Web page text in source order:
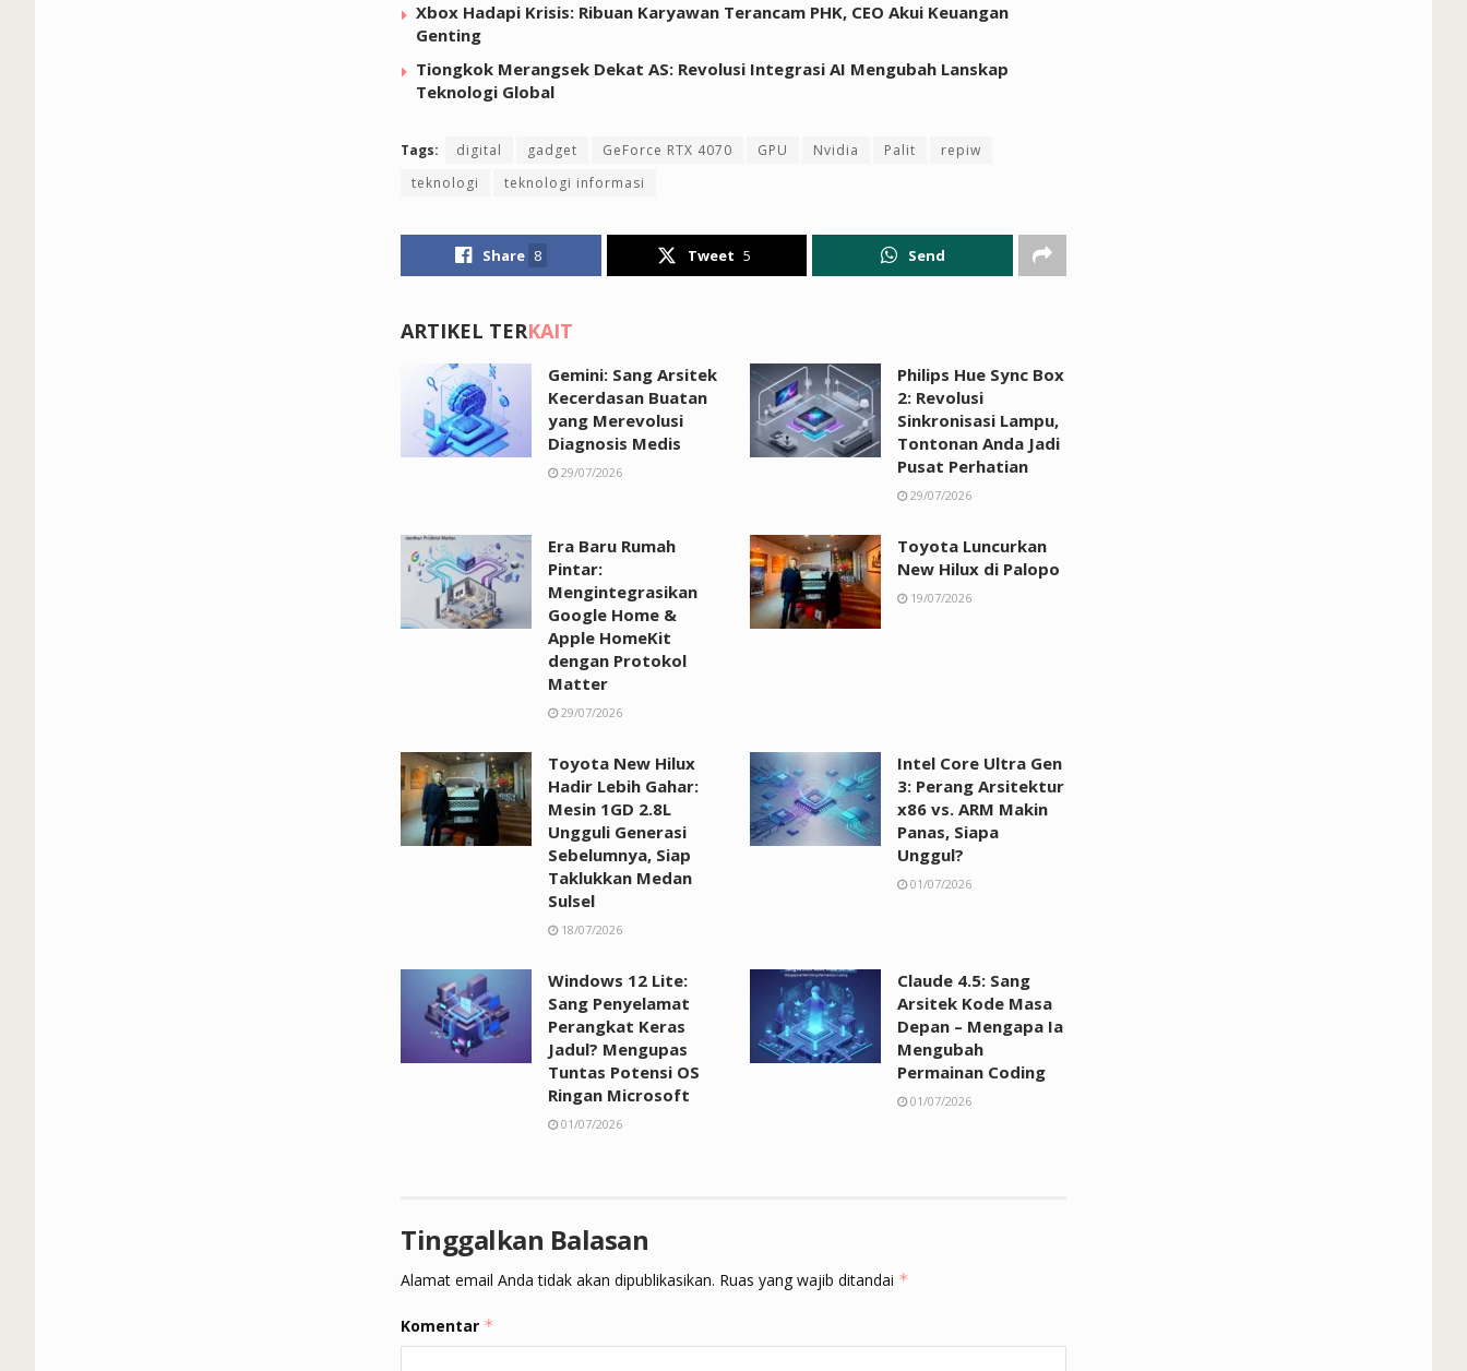
Xbox Hadapi Krisis: Ribuan Karyawan Terancam PHK, CEO Akui Keuangan
Genting
Tiongkok Merangsek Dekat AS: Revolusi Integrasi AI Mengubah Lanskap
Teknologi Global
Tags: digital gadget GeForce RTX 4070 GPU Nvidia Palit
repiw
teknologi
teknologi informasi
Share 8 Tweet 5 Send
ARTIKEL TERKAIT
Gemini: Sang Arsitek
Kecerdasan Buatan
yang Merevolusi
Diagnosis Medis
29/07/2026
Philips Hue Sync Box
2: Revolusi
Sinkronisasi Lampu,
Tontonan Anda Jadi
Pusat Perhatian
29/07/2026
Era Baru Rumah
Pintar:
Mengintegrasikan
Google Home &
Apple HomeKit
dengan Protokol
Matter
29/07/2026
Toyota Luncurkan
New Hilux di Palopo
19/07/2026
Toyota New Hilux
Hadir Lebih Gahar:
Mesin 1GD 2.8L
Ungguli Generasi
Sebelumnya, Siap
Taklukkan Medan
Sulsel
18/07/2026
Intel Core Ultra Gen
3: Perang Arsitektur
x86 vs. ARM Makin
Panas, Siapa
Unggul?
01/07/2026
Windows 12 Lite:
Sang Penyelamat
Perangkat Keras
Jadul? Mengupas
Tuntas Potensi OS
Ringan Microsoft
01/07/2026
Claude 4.5: Sang
Arsitek Kode Masa
Depan – Mengapa Ia
Mengubah
Permainan Coding
01/07/2026
Tinggalkan Balasan
Alamat email Anda tidak akan dipublikasikan. Ruas yang wajib ditandai *
Komentar *